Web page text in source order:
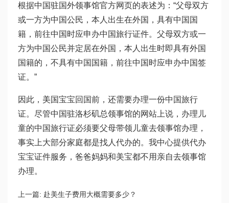
根据中国驻国外领事馆官方网页的表述为：“父母双方
或一方为中国公民，本人出生在外国，具有中国国
籍，前往中国时应申办中国旅行证件。父母双方或一
方为中国公民并定居在外国，本人出生时即具有外国
国籍的，不具有中国国籍，前往中国时应申办中国签
证。”
因此，美国宝宝回国前，还需要办理一份中国旅行
证。尽管中国驻洛杉矶总领事馆的网站上说，办理儿
童的中国旅行证必须要父母带领儿童去领事馆办理，
事实上大部分家庭都是找人代办的。我中心提供代办
宝宝证件服务，爸爸妈妈和美宝都不用亲自去领事馆
办理。
上一篇: 赴美生子费用大概需要多少？